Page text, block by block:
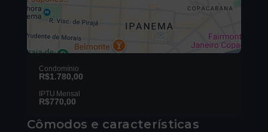
Condomínio
R$1.780,00
IPTU Mensal
R$770,00
Cômodos e características